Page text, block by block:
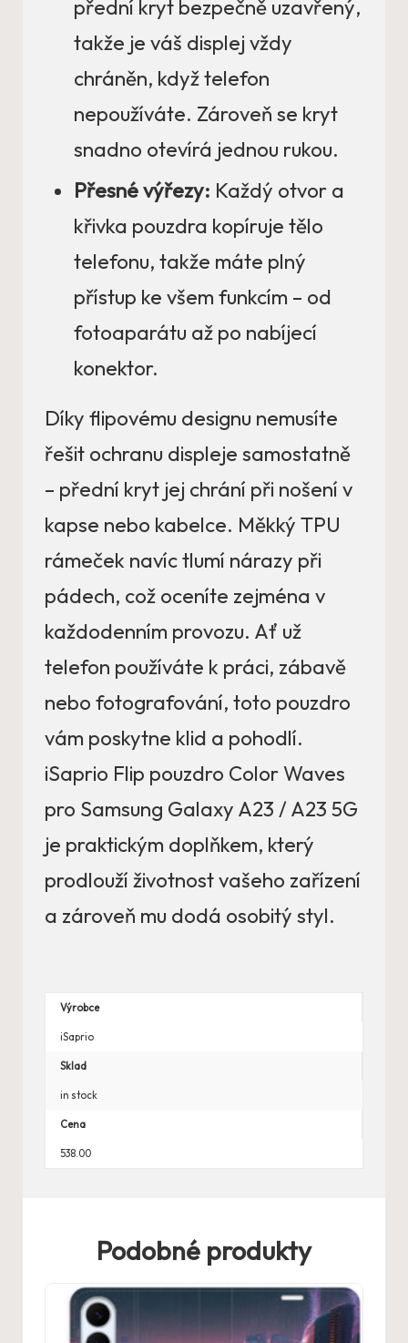
přední kryt bezpečně uzavřený,
takže je váš displej vždy
chráněn, když telefon
nepoužíváte. Zároveň se kryt
snadno otevírá jednou rukou.
Přesné výřezy: Každý otvor a
křivka pouzdra kopíruje tělo
telefonu, takže máte plný
přístup ke všem funkcím – od
fotoaparátu až po nabíjecí
konektor.
Díky flipovému designu nemusíte
řešit ochranu displeje samostatně
– přední kryt jej chrání při nošení v
kapse nebo kabelce. Měkký TPU
rámeček navíc tlumí nárazy při
pádech, což oceníte zejména v
každodenním provozu. Ať už
telefon používáte k práci, zábavě
nebo fotografování, toto pouzdro
vám poskytne klid a pohodlí.
iSaprio Flip pouzdro Color Waves
pro Samsung Galaxy A23 / A23 5G
je praktickým doplňkem, který
prodlouží životnost vašeho zařízení
a zároveň mu dodá osobitý styl.
Výrobce
iSaprio
Sklad
in stock
Cena
538.00
Podobné produkty